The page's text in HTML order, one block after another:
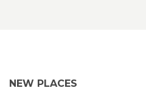
NEW PLACES